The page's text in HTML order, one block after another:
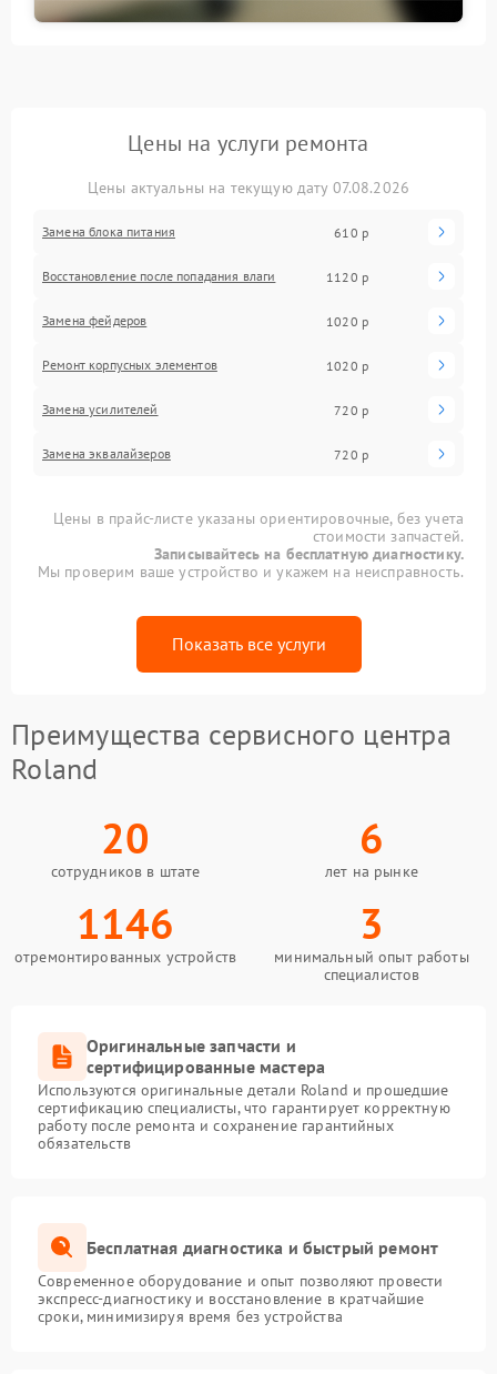
Цены на услуги ремонта
Цены актуальны на текущую дату 07.08.2026
Замена блока питания 610 р
Восстановление после попадания влаги 1120 р
Замена фейдеров 1020 р
Ремонт корпусных элементов 1020 р
Замена усилителей 720 р
Замена эквалайзеров 720 р
Цены в прайс-листе указаны ориентировочные, без учета
стоимости запчастей.
Записывайтесь на бесплатную диагностику.
Мы проверим ваше устройство и укажем на неисправность.
Показать все услуги
Преимущества сервисного центра
Roland
20
сотрудников в штате
6
лет на рынке
1146
отремонтированных устройств
3
минимальный опыт работы
специалистов
Оригинальные запчасти и
сертифицированные мастера
Используются оригинальные детали Roland и прошедшие
сертификацию специалисты, что гарантирует корректную
работу после ремонта и сохранение гарантийных
обязательств
Бесплатная диагностика и быстрый ремонт
Современное оборудование и опыт позволяют провести
экспресс-диагностику и восстановление в кратчайшие
сроки, минимизируя время без устройства